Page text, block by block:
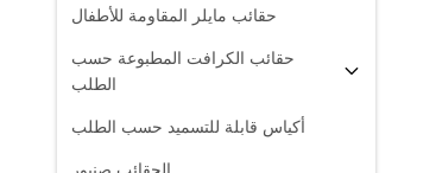
حقائب مايلر المقاومة للأطفال
حقائب الكرافت المطبوعة حسب
الطلب
أكياس قابلة للتسميد حسب الطلب